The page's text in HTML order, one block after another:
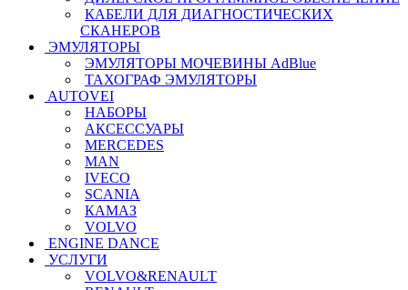
КАБЕЛИ ДЛЯ ДИАГНОСТИЧЕСКИХ
СКАНЕРОВ
ЭМУЛЯТОРЫ
ЭМУЛЯТОРЫ МОЧЕВИНЫ АdBlue
ТАХОГРАФ ЭМУЛЯТОРЫ
AUTOVEI
НАБОРЫ
АКСЕССУАРЫ
MERCEDES
MAN
IVECO
SCANIA
КАМАЗ
VOLVO
ENGINE DANCE
УСЛУГИ
VOLVO&RENAULT